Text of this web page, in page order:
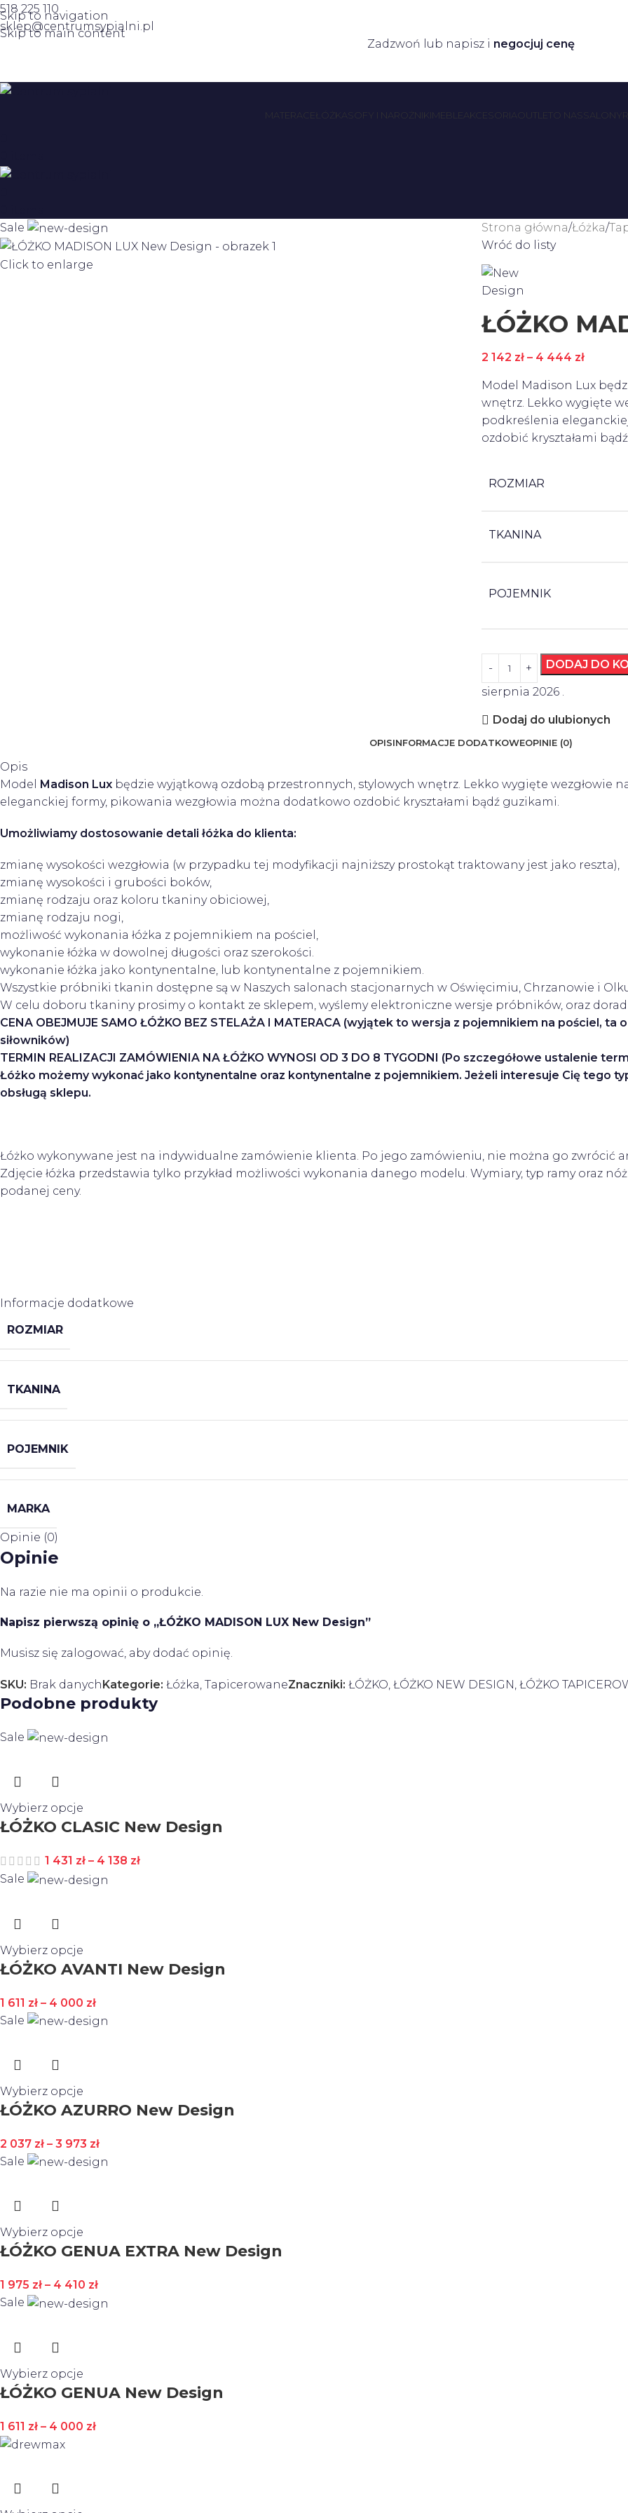
Skip to navigation
Skip to main content
518 225 110
sklep@centrumsypialni.pl
Zadzwoń lub napisz i negocjuj cenę
MATERACE ŁÓŻKA SOFY I NAROŻNIKI AKCESORIA OUTLET O NAS SALONY
Sale
Click to enlarge
Strona główna Łóżka
Wróć do listy
ŁÓŻKO
2 142 zł – 4 444 zł
Model Madison Lux
wnętrz. Lekko wygięte
podkreślenia
ozdobić kryształami
ROZMIAR
TKANINA
POJEMNIK
DODAJ DO
sierpnia 2026
Dodaj do ulubionych
OPISINFORMACJE DODATKOWEOPINIE (0)
Opis
Model Madison Lux będzie wyjątkową ozdobą przestronnych, stylowych wnętrz. Lekko wygięte wezgłowie
eleganckiej formy, pikowania wezgłowia można dodatkowo ozdobić kryształami bądź guzikami.
Umożliwiamy dostosowanie detali łóżka do klienta:
zmianę wysokości wezgłowia (w przypadku tej modyfikacji najniższy prostokąt traktowany jest jako reszta),
zmianę wysokości i grubości boków,
zmianę rodzaju oraz koloru tkaniny obiciowej,
zmianę rodzaju nogi,
możliwość wykonania łóżka z pojemnikiem na pościel,
wykonanie łóżka w dowolnej długości oraz szerokości.
wykonanie łóżka jako kontynentalne, lub kontynentalne z pojemnikiem.
Wszystkie próbniki tkanin dostępne są w Naszych salonach stacjonarnych w Oświęcimiu, Chrzanowie i
W celu doboru tkaniny prosimy o kontakt ze sklepem, wyślemy elektroniczne wersje próbników, oraz
CENA OBEJMUJE SAMO ŁÓŻKO BEZ STELAŻA I MATERACA (wyjątek to wersja z pojemnikiem na pościel,
siłowników)
TERMIN REALIZACJI ZAMÓWIENIA NA ŁÓŻKO WYNOSI OD 3 DO 8 TYGODNI (Po szczegółowe ustalenie
Łóżko możemy wykonać jako kontynentalne oraz kontynentalne z pojemnikiem. Jeżeli interesuje Cię tego
obsługą sklepu.
Łóżko wykonywane jest na indywidualne zamówienie klienta. Po jego zamówieniu, nie można go zwrócić
Zdjęcie łóżka przedstawia tylko przykład możliwości wykonania danego modelu. Wymiary, typ ramy oraz
podanej ceny.
Informacje dodatkowe
ROZMIAR
TKANINA
POJEMNIK
MARKA
Opinie (0)
Opinie
Na razie nie ma opinii o produkcie.
Napisz pierwszą opinię o „ŁÓŻKO MADISON LUX New Design”
Musisz się zalogować , aby dodać opinię.
SKU: Brak danychKategorie: Łóżka TapicerowaneZnaczniki: ŁÓŻKO ŁÓŻKO NEW DESIGN ŁÓŻKO
Podobne produkty
Sale
Wybierz opcje
ŁÓŻKO CLASIC New Design
1 431 zł – 4 138 zł
Sale
Wybierz opcje
ŁÓŻKO AVANTI New Design
1 611 zł – 4 000 zł
Sale
Wybierz opcje
ŁÓŻKO AZURRO New Design
2 037 zł – 3 973 zł
Sale
Wybierz opcje
ŁÓŻKO GENUA EXTRA New Design
1 975 zł – 4 410 zł
Sale
Wybierz opcje
ŁÓŻKO GENUA New Design
1 611 zł – 4 000 zł